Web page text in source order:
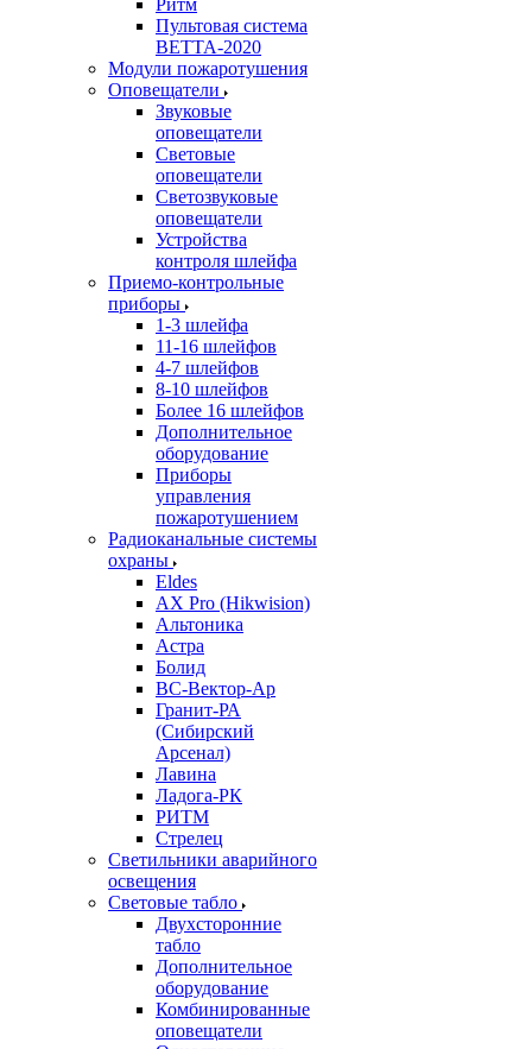
Ритм
Пультовая система
ВЕТТА-2020
Модули пожаротушения
Оповещатели
Звуковые
оповещатели
Световые
оповещатели
Светозвуковые
оповещатели
Устройства
контроля шлейфа
Приемо-контрольные
приборы
1-3 шлейфа
11-16 шлейфов
4-7 шлейфов
8-10 шлейфов
Более 16 шлейфов
Дополнительное
оборудование
Приборы
управления
пожаротушением
Радиоканальные системы
охраны
Eldes
AX Pro (Hikwision)
Альтоника
Астра
Болид
ВС-Вектор-Ар
Гранит-РА
(Сибирский
Арсенал)
Лавина
Ладога-РК
РИТМ
Стрелец
Светильники аварийного
освещения
Световые табло
Двухсторонние
табло
Дополнительное
оборудование
Комбинированные
оповещатели